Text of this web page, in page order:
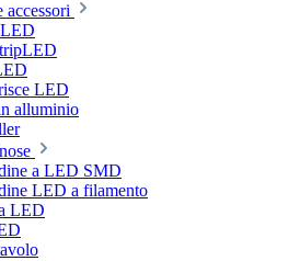
accessori
LED
alluminio
a LED SMD
LED a filamento
LED